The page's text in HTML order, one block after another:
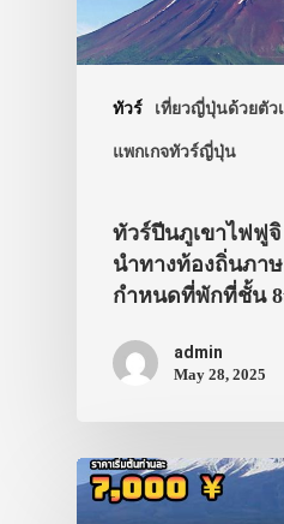
ทัวร์ เที่ยวญี่ปุ่นด้วยตัว
แพกเกจทัวร์ญี่ปุ่น
ทัวร์ปีนภูเขาไฟฟู
นำทางท้องถิ่นภา
กำหนดที่พักที่ชั้น
admin
May 28, 2025